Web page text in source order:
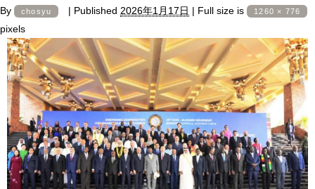
By
chosyu | Published 2026年1月17日 | Full size is 1260 × 776
pixels